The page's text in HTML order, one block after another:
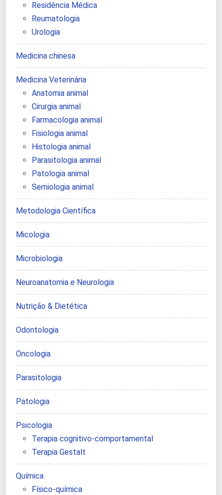
Residência Médica
Reumatologia
Urologia
Medicina chinesa
Medicina Veterinária
Anatomia animal
Cirurgia animal
Farmacologia animal
Fisiologia animal
Histologia animal
Parasitologia animal
Patologia animal
Semiologia animal
Metodologia Científica
Micologia
Microbiologia
Neuroanatomia e Neurologia
Nutrição & Dietética
Odontologia
Oncologia
Parasitologia
Patologia
Psicologia
Terapia cognitivo-comportamental
Terapia Gestalt
Química
Físico-química